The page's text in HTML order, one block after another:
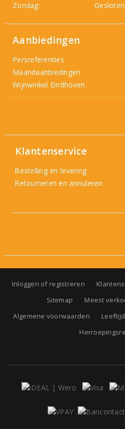
Zondag:
Gesloten
Aanbiedingen
Persreferenties
Maandaanbiedingen
Wijnwinkel Eindhoven
Klantenservice
Bestelling en levering
Retourneren en annuleren
Inloggen of registreren
Sitemap
Meest
Algemene voorwaarden